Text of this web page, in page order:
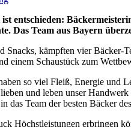
ist entschieden:
Das Team aus Bayern
kämpften vier Bäcker-
Schaustück zum
so viel Fleiß, Energie und
und leben unser
das Team der besten Bäcker
Höchstleistungen erbringen